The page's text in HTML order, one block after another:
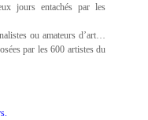
jours entachés par les
ou amateurs d’art…
par les 600 artistes du